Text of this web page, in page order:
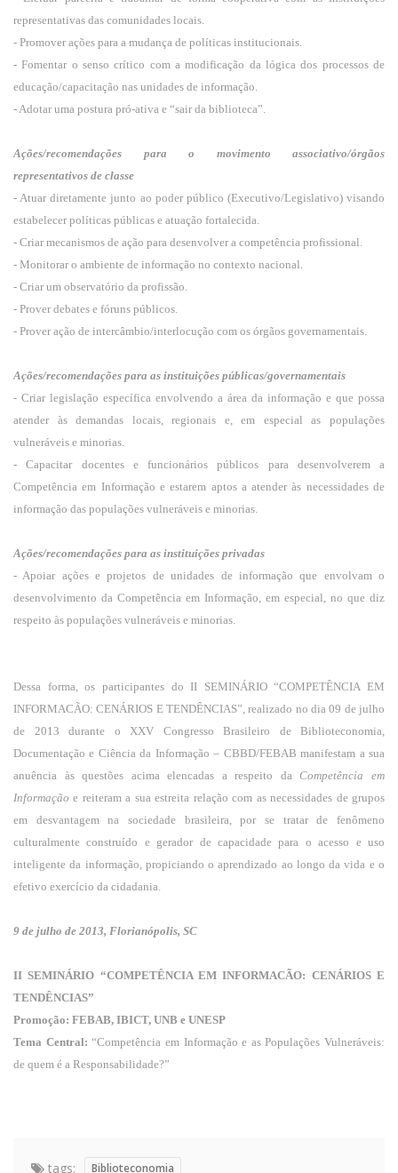
representativas das comunidades locais.
- Promover ações para a mudança de políticas institucionais.
- Fomentar o senso crítico com a modificação da lógica dos processos de
educação/capacitação nas unidades de informação.
- Adotar uma postura pró-ativa e “sair da biblioteca”.
Ações/recomendações para o movimento associativo/órgãos
representativos de classe
- Atuar diretamente junto ao poder público (Executivo/Legislativo) visando
estabelecer políticas públicas e atuação fortalecida.
- Criar mecanismos de ação para desenvolver a competência profissional.
- Monitorar o ambiente de informação no contexto nacional.
- Criar um observatório da profissão.
- Prover debates e fóruns públicos.
- Prover ação de intercâmbio/interlocução com os órgãos governamentais.
Ações/recomendações para as instituições públicas/governamentais
- Criar legislação específica envolvendo a área da informação e que possa
atender às demandas locais, regionais e, em especial as populações
vulneráveis e minorias.
- Capacitar docentes e funcionários públicos para desenvolverem a
Competência em Informação e estarem aptos a atender às necessidades de
informação das populações vulneráveis e minorias.
Ações/recomendações para as instituições privadas
- Apoiar ações e projetos de unidades de informação que envolvam o
desenvolvimento da Competência em Informação, em especial, no que diz
respeito às populações vulneráveis e minorias.
Dessa forma, os participantes do II SEMINÁRIO “COMPETÊNCIA EM
INFORMACÃO: CENÁRIOS E TENDÊNCIAS”, realizado no dia 09 de julho
de 2013 durante o XXV Congresso Brasileiro de Biblioteconomia,
Documentação e Ciência da Informação – CBBD/FEBAB manifestam a sua
anuência às questões acima elencadas a respeito daCompetência em
Informação e reiteram a sua estreita relação com as necessidades de grupos
em desvantagem na sociedade brasileira, por se tratar de fenômeno
culturalmente construído e gerador de capacidade para o acesso e uso
inteligente da informação, propiciando o aprendizado ao longo da vida e o
efetivo exercício da cidadania.
9 de julho de 2013, Florianópolis, SC
II SEMINÁRIO “COMPETÊNCIA EM INFORMACÃO: CENÁRIOS E
TENDÊNCIAS”
Promoção: FEBAB, IBICT, UNB e UNESP
Tema Central: “Competência em Informação e as Populações Vulneráveis:
de quem é a Responsabilidade?”
tags: Biblioteconomia